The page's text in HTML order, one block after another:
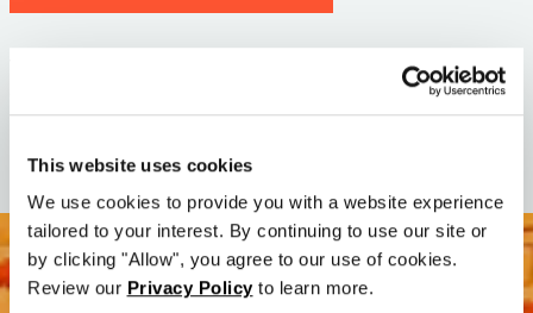
This website uses cookies
We use cookies to provide you with a website experience
tailored to your interest. By continuing to use our site or
by clicking "Allow", you agree to our use of cookies.
Review our Privacy Policy to learn more.
Datum: 2026-05-05